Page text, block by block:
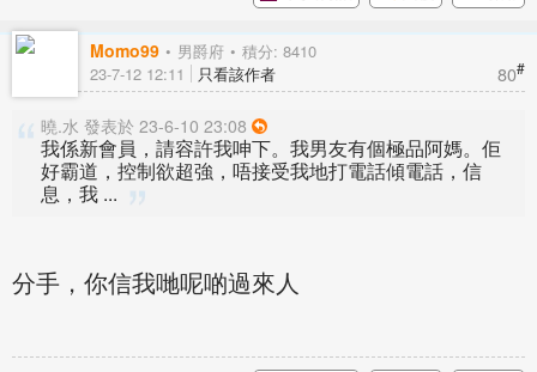
Momo99 男爵府 積分: 8410
80#
23-7-12 12:11 只看該作者
曉.水 發表於 23-6-10 23:08
我係新會員，請容許我呻下。我男友有個極品阿媽。佢
好霸道，控制欲超強，唔接受我地打電話傾電話，信
息，我 ...
分手，你信我哋呢啲過來人